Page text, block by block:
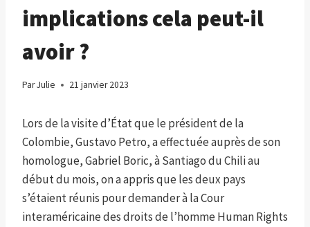
implications cela peut-il
avoir ?
ParJulie 21 janvier 2023
Lors de la visite d’État que le président de la
Colombie, Gustavo Petro, a effectuée auprès de son
homologue, Gabriel Boric, à Santiago du Chili au
début du mois, on a appris que les deux pays
s’étaient réunis pour demander à la Cour
interaméricaine des droits de l’homme Human Rights